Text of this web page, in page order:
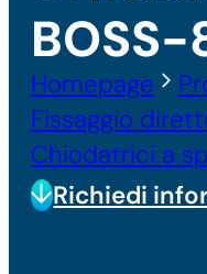
Homepage
Fissaggio
Chiodatrici a
Richiedi